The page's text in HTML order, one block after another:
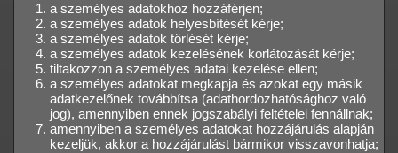
a személyes adatokhoz hozzáférjen;
a személyes adatok helyesbítését kérje;
a személyes adatok törlését kérje;
a személyes adatok kezelésének korlátozását kérje;
tiltakozzon a személyes adatai kezelése ellen;
a személyes adatokat megkapja és azokat egy másik
adatkezelőnek továbbítsa (adathordozhatósághoz való
jog), amennyiben ennek jogszabályi feltételei fennállnak;
amennyiben a személyes adatokat hozzájárulás alapján
kezeljük, akkor a hozzájárulást bármikor visszavonhatja;